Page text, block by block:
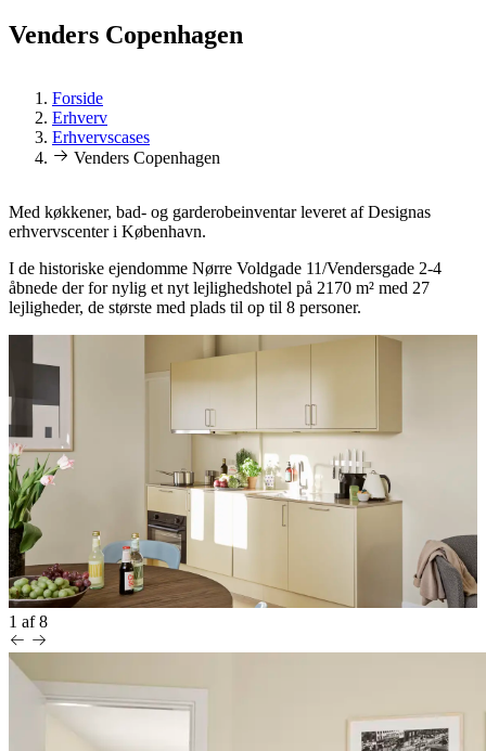
Venders Copenhagen
Forside
Erhverv
Erhvervscases
Venders Copenhagen
Med køkkener, bad- og garderobeinventar leveret af Designas
erhvervscenter i København.
I de historiske ejendomme Nørre Voldgade 11/Vendersgade 2-4
åbnede der for nylig et nyt lejlighedshotel på 2170 m² med 27
lejligheder, de største med plads til op til 8 personer.
1 af8